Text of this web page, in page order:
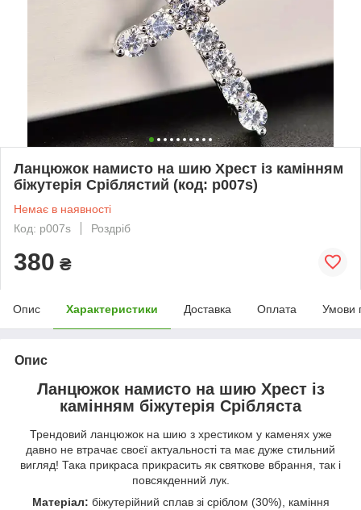
Ланцюжок намисто на шию Хрест із камінням
біжутерія Сріблястий (код: p007s)
Немає в наявності
Код: p007s
Роздріб
380 ₴
Опис Характеристики Доставка Оплата Умови
Опис
Ланцюжок намисто на шию Хрест із
камінням біжутерія Срібляста
Трендовий ланцюжок на шию з хрестиком у каменях уже
давно не втрачає своєї актуальності та має дуже стильний
вигляд! Така прикраса прикрасить як святкове вбрання, так і
повсякденний лук.
Матеріал: біжутерійний сплав зі сріблом (30%), каміння